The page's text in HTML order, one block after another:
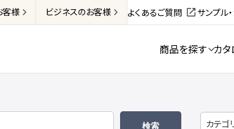
客様 ビジネスのお客様 よくあるご質問 サンプル
商品を探す カ
カテゴ